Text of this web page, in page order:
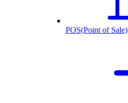
POS(Point of Sale)